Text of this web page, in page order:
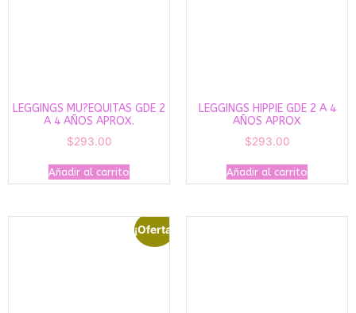
LEGGINGS MU?EQUITAS GDE 2
A 4 AÑOS APROX.
$293.00
Añadir al carrito
LEGGINGS HIPPIE GDE 2 A 4
AÑOS APROX
$293.00
Añadir al carrito
¡Oferta!